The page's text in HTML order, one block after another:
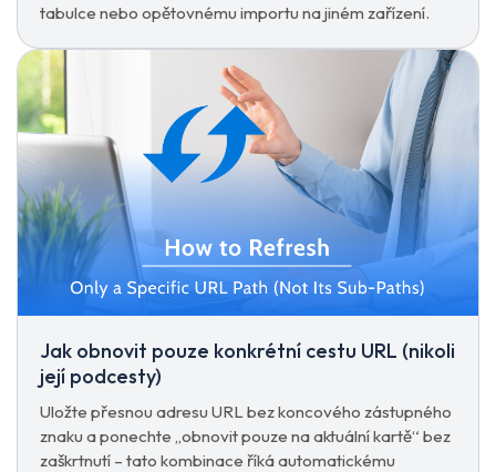
tabulce nebo opětovnému importu na jiném zařízení.
Jak obnovit pouze konkrétní cestu URL (nikoli
její podcesty)
Uložte přesnou adresu URL bez koncového zástupného
znaku a ponechte „obnovit pouze na aktuální kartě“ bez
zaškrtnutí – tato kombinace říká automatickému